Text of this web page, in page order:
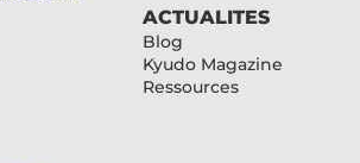
ACTUALITES
Blog
Kyudo Magazine
Ressources